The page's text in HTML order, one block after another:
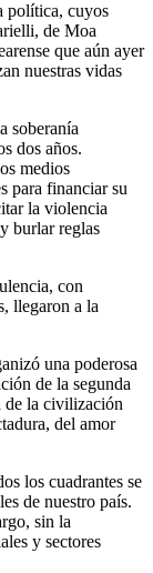
política, cuyos
de Moa
que aún ayer
nuestras vidas
soberanía
dos años.
medios
para financiar su
la violencia
burlar reglas
con
llegaron a la
una poderosa
de la segunda
de la civilización
del amor
los cuadrantes se
de nuestro país.
sin la
y sectores